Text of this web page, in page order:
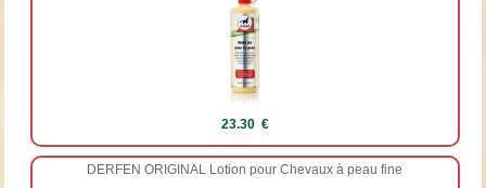
23.30 €
DERFEN ORIGINAL Lotion pour Chevaux à peau fine